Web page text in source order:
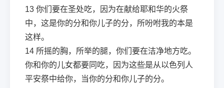
13 你们要在圣处吃，因为在献给耶和华的火祭
中，这是你的分和你儿子的分，所吩咐我的本是
这样。
14 所摇的胸，所举的腿，你们要在洁净地方吃。
你和你的儿女都要同吃，因为这些是从以色列人
平安祭中给你，当你的分和你儿子的分。